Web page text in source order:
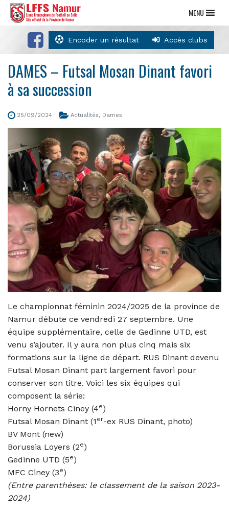
Encoder un résultat Accès clubs
MENU
DAMES – Futsal Mosan Dinant favori
à sa succession
25/09/2024 Actualités, Dames
Le championnat féminin 2024/2025 de la province de
Namur débute ce vendredi 27 septembre. Une
équipe supplémentaire, celle de Gedinne UTD, est
venu s’ajouter. Il y aura non plus cinq mais six
formations sur la ligne de départ. RUS Dinant devenu
Futsal Mosan Dinant part largement favori pour
conserver son titre. Voici les six équipes qui
composent la série:
Horny Hornets Ciney (4e)
Futsal Mosan Dinant (1 er-ex RUS Dinant, photo)
BV Mont (new)
Borussia Loyers (2e)
Gedinne UTD (5e)
MFC Ciney (3e)
(Entre parenthèses: le classement de la saison 2023-
2024)